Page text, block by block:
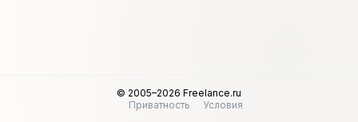
© 2005–2026 Freelance.ru
Приватность
Условия